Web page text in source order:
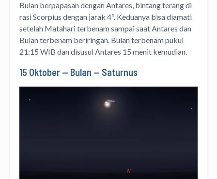
Bulan berpapasan dengan Antares, bintang terang di
rasi Scorpius dengan jarak 4º. Keduanya bisa diamati
setelah Matahari terbenam sampai saat Antares dan
Bulan terbenam beriringan. Bulan terbenam pukul
21:15 WIB dan disusul Antares 15 menit kemudian.
15 Oktober — Bulan — Saturnus